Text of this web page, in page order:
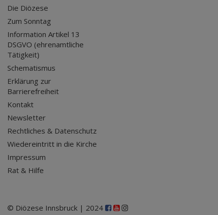
Die Diözese
Zum Sonntag
Information Artikel 13
DSGVO (ehrenamtliche
Tätigkeit)
Schematismus
Erklärung zur
Barrierefreiheit
Kontakt
Newsletter
Rechtliches & Datenschutz
Wiedereintritt in die Kirche
Impressum
Rat & Hilfe
© Diözese Innsbruck | 2024